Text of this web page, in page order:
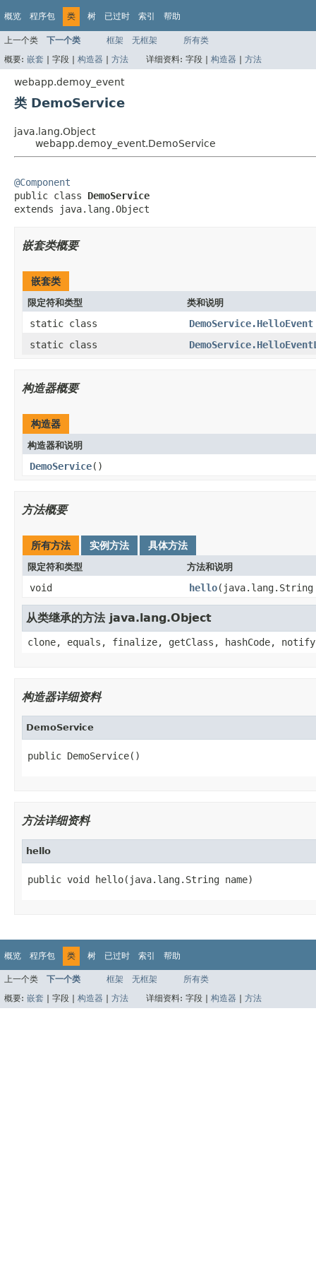
概览 程序包 类 树 已过时 索引 帮助
上一个类 下一个类 框架 无框架
所有类
概要: 嵌套 | 字段 | 构造器 | 方法 详细资料: 字段 | 构造器 | 方法
webapp.demoy_event
类 DemoService
java.lang.Object
webapp.demoy_event.DemoService
@Component
public class DemoService
extends java.lang.Object
嵌套类概要
嵌套类
限定符和类型 类和说明
static class
DemoService.HelloEvent
static class
构造器概要
构造器
构造器和说明
DemoService()
方法概要
所有方法 实例方法 具体方法
限定符和类型 方法和说明
void hello(java.lang.String
从类继承的方法 java.lang.Object
clone, equals, finalize, getClass, hashCode,
构造器详细资料
DemoService
public DemoService()
方法详细资料
hello
public void hello(java.lang.String name)
概览 程序包 类 树 已过时 索引 帮助
上一个类 下一个类 框架 无框架
所有类
概要: 嵌套 字段 | 构造器 方法 详细资料: 字段 | 构造器 方法